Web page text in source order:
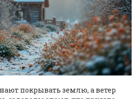
покрывать землю, а ветер